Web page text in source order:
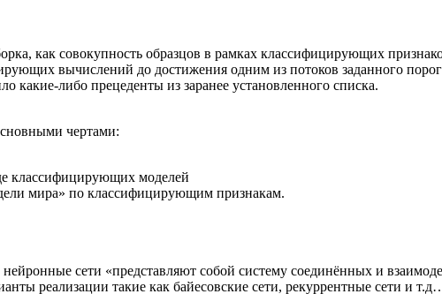
как совокупность образцов в рамках классифицирующих
вычислений до достижения одним из потоков заданного
какие-либо прецеденты из заранее установленного списка.
чертами:
классифицирующих моделей
мира» по классифицирующим признакам.
сети «представляют собой систему соединённых и
реализации такие как байесовские сети, рекуррентные сети и